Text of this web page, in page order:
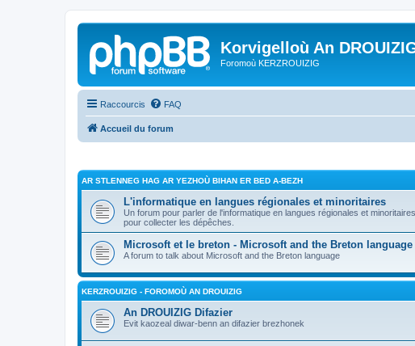
Korvigelloù An
Foromoù KERZROUIZIG
Raccourcis FAQ
Accueil du forum
AR STLENNEG HAG AR YEZHOÙ BIHAN ER BED A-BEZH
L'informatique en langues régionales et minoritaires
Un forum pour parler de l'informatique en langues régionales et
pour collecter les dépêches.
Microsoft et le breton - Microsoft and the Breton language
A forum to talk about Microsoft and the Breton language
KERZROUIZIG - FOROMOÙ AN DROUIZIG
An DROUIZIG Difazier
Evit kaozeal diwar-benn an difazier brezhonek